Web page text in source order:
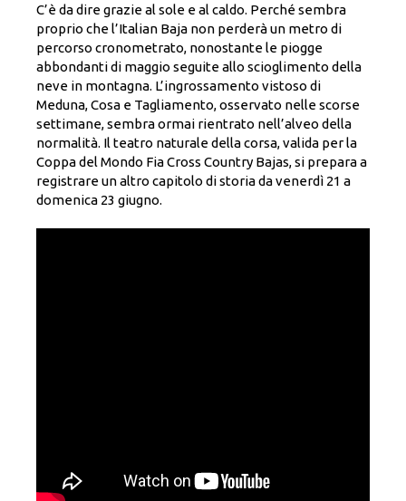
C’è da dire grazie al sole e al caldo. Perché sembra
proprio che l’Italian Baja non perderà un metro di
percorso cronometrato, nonostante le piogge
abbondanti di maggio seguite allo scioglimento della
neve in montagna. L’ingrossamento vistoso di
Meduna, Cosa e Tagliamento, osservato nelle scorse
settimane, sembra ormai rientrato nell’alveo della
normalità. Il teatro naturale della corsa, valida per la
Coppa del Mondo Fia Cross Country Bajas, si prepara a
registrare un altro capitolo di storia da venerdì 21 a
domenica 23 giugno.